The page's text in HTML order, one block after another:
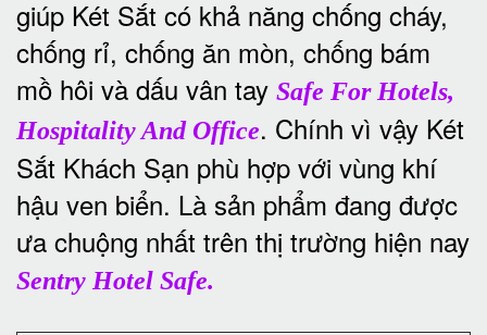
giúp Két Sắt có khả năng chống cháy,
chống rỉ, chống ăn mòn, chống bám
mồ hôi và dấu vân tay Safe For Hotels,
Hospitality And Office. Chính vì vậy Két
Sắt Khách Sạn phù hợp với vùng khí
hậu ven biển. Là sản phẩm đang được
ưa chuộng nhất trên thị trường hiện nay
Sentry Hotel Safe.